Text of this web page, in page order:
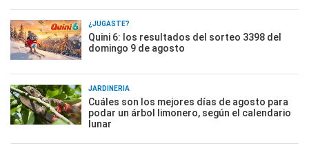
¿JUGASTE?
Quini 6: los resultados del sorteo 3398 del
domingo 9 de agosto
JARDINERÍA
Cuáles son los mejores días de agosto para
podar un árbol limonero, según el calendario
lunar